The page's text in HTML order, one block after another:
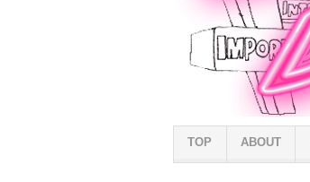
TOP ABOUT